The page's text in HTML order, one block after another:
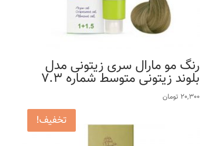
رنگ مو مارال سری زیتونی مدل
بلوند زیتونی متوسط شماره 7.3
20,300 تومان
تخفیف!